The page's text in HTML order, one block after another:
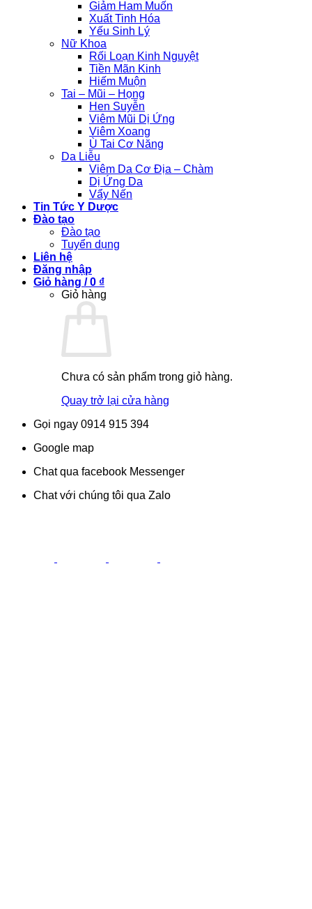
Giảm Ham Muốn
Xuất Tinh Hóa
Yếu Sinh Lý
Nữ Khoa
Rối Loạn Kinh Nguyệt
Tiền Mãn Kinh
Hiếm Muộn
Tai – Mũi – Họng
Hen Suyễn
Viêm Mũi Dị Ứng
Viêm Xoang
Ù Tai Cơ Năng
Da Liễu
Viêm Da Cơ Địa – Chàm
Dị Ứng Da
Vẩy Nến
Tin Tức Y Dược
Đào tạo
Đào tạo
Tuyển dụng
Liên hệ
Đăng nhập
Giỏ hàng /0 ₫
Giỏ hàng
Chưa có sản phẩm trong giỏ hàng.
Quay trở lại cửa hàng
Gọi ngay 0914 915 394
Google map
Chat qua facebook Messenger
Chat với chúng tôi qua Zalo